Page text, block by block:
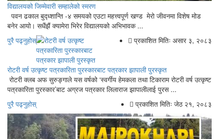
विद्यालयको जिम्मेवारी सम्हालेको स्मरण
पवन ढकाल बुद्ध्शान्ति -४ समयको एउटा महत्त्वपूर्ण खण्ड मेरो जीवनमा विशेष मोड
बनेर आयो। सधैंझैं क्यामेरा भिरेर विद्यालयको अभिभावक ...
पुरै पढ्नुहोस्
प्रकाशित मितिः असार ३, २०८३
रोटरी वर्ष उत्कृष्ट पत्रकारिता पुरस्कारबाट पत्रकार झापाली पुरस्कृत
रोटरी क्लब अफ सुरुङ्गाले यस वर्षको ‘स्वर्गीय हेमकला तथा टिकाराम रोटरी वर्ष उत्कृष्ट
पत्रकारिता पुरस्कार’बाट अग्रज पत्रकार लिलाराज झापालीलाई पुरस ...
पुरै पढ्नुहोस्
प्रकाशित मितिः जेठ २१, २०८३